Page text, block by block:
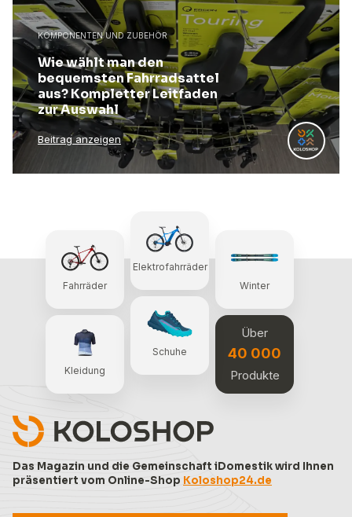
KOMPONENTEN UND ZUBEHÖR
Wie wählt man den
bequemsten Fahrradsattel
aus? Kompletter Leitfaden
zur Auswahl
Beitrag anzeigen
Das Magazin und die Gemeinschaft iDomestik wird Ihnen
präsentiert vom Online-Shop Koloshop24.de
Fahrräder
Elektrofahrräder
Winter
Kleidung
Schuhe
Über
40 000
Produkte